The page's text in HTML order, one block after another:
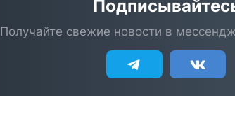
Получайте свежие новости в